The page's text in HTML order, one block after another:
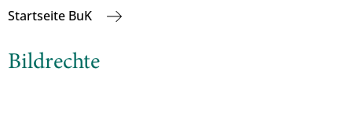
Startseite BuK
Bildrechte